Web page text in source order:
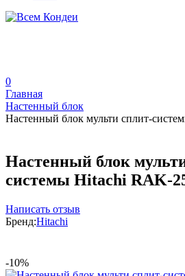
0
Главная
Настенный блок
Настенный блок мульти сплит-
Настенный блок
системы Hitachi RAK-
Написать отзыв
Бренд:Hitachi
-10%